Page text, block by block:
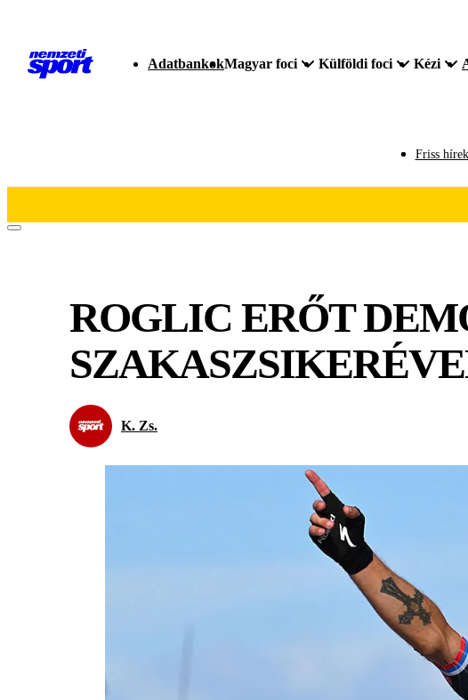
AdatbankokMagyar foci Külföldi foci Kézi
Friss
ROGLIC ERŐT
K. Zs.